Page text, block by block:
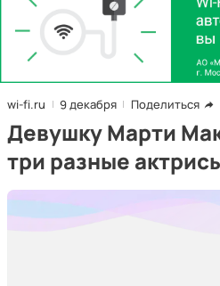
wi-fi.ru 9 декабря Поделиться
Девушку Марти
три разные